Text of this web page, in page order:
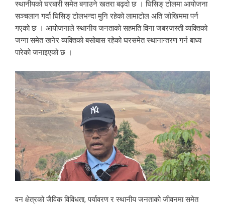
स्थानीयको घरबारी समेत बगाउने खतरा बढ्दो छ । घिसिङ् टोलमा आयोजना
सञ्चलान गर्दा घिसिङ् टोलभन्दा मुनि रहेको लामाटोल अति जोखिममा पर्न
गएको छ । आयोजनाले स्थानीय जनताको सहमति विना जबरजस्ती व्यक्तिको
जग्गा समेत खनेर व्यक्तिको बसोबास रहेको घरसमेत स्थानान्तरण गर्न बाध्य
पारेको जनाइएको छ ।
वन क्षेत्रको जैविक विविधता, पर्यावरण र स्थानीय जनताको जीवनमा समेत